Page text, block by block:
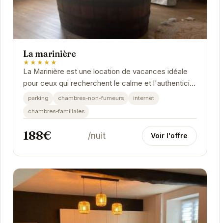
La marinière
★★★★★
La Marinière est une location de vacances idéale
pour ceux qui recherchent le calme et l'authenticité
bretonne. Avec ses équipements modernes et...
parking chambres-non-fumeurs
internet
chambres-familiales
188€ /nuit Voir l'offre